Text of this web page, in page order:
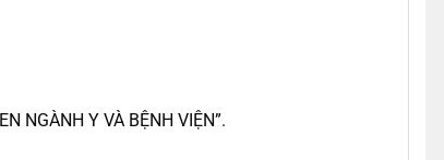
NGÀNH Y VÀ BỆNH VIỆN”.